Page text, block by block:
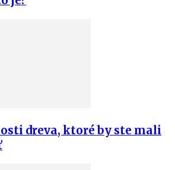
dreva, ktoré by ste mali